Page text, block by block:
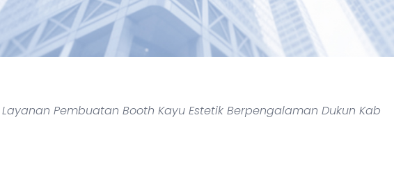
Layanan Pembuatan Booth Kayu Estetik Berpengalaman Dukun Kab